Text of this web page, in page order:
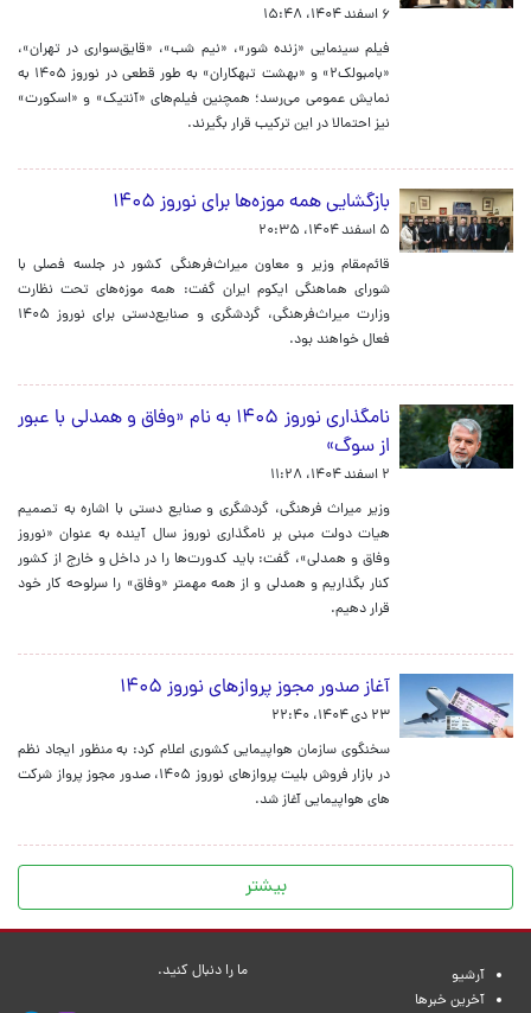
۶ اسفند ۱۴۰۴، ۱۵:۴۸
فیلم سینمایی «زنده شور»، «نیم شب»، «قایق‌سواری در تهران»،
«بامبولک۲» و «بهشت تبهکاران» به طور قطعی در نوروز ۱۴۰۵ به
نمایش عمومی می‌رسد؛ همچنین فیلم‌های «آنتیک» و «اسکورت»
نیز احتمالا در این ترکیب قرار بگیرند.
بازگشایی همه موزه‌ها برای نوروز ۱۴۰۵
۵ اسفند ۱۴۰۴، ۲۰:۳۵
قائم‌مقام وزیر و معاون میراث‌فرهنگی کشور در جلسه فصلی با
شورای هماهنگی ایکوم ایران گفت: همه موزه‌های تحت نظارت
وزارت میراث‌فرهنگی، گردشگری و صنایع‌دستی برای نوروز ۱۴۰۵
فعال خواهند بود.
نامگذاری نوروز ۱۴۰۵ به نام «وفاق و همدلی با عبور
از سوگ»
۲ اسفند ۱۴۰۴، ۱۱:۲۸
وزیر میراث فرهنگی، گردشگری و صنایع دستی با اشاره به تصمیم
هیات دولت مبنی بر نامگذاری نوروز سال آینده به عنوان «نوروز
وفاق و همدلی»، گفت: باید کدورت‌ها را در داخل و خارج از کشور
کنار بگذاریم و همدلی و از همه مهمتر «وفاق» را سرلوحه کار خود
قرار دهیم.
آغاز صدور مجوز پروازهای نوروز ۱۴۰۵
۲۳ دی ۱۴۰۴، ۲۲:۴۰
سخنگوی سازمان هواپیمایی کشوری اعلام کرد: به منظور ایجاد نظم
در بازار فروش بلیت پروازهای نوروز ۱۴۰۵، صدور مجوز پرواز شرکت
های هواپیمایی آغاز شد.
بیشتر
آرشیو
آخرین خبرها
ما را دنبال کنید.